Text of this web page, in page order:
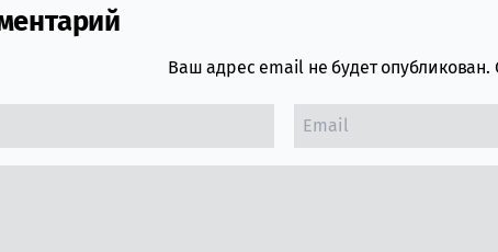
Ваш адрес email не будет опубликован.